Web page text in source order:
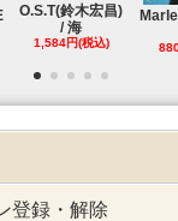
O.S.T(鈴木宏昌)
/ 海
1,584円(税込)
登録・解除